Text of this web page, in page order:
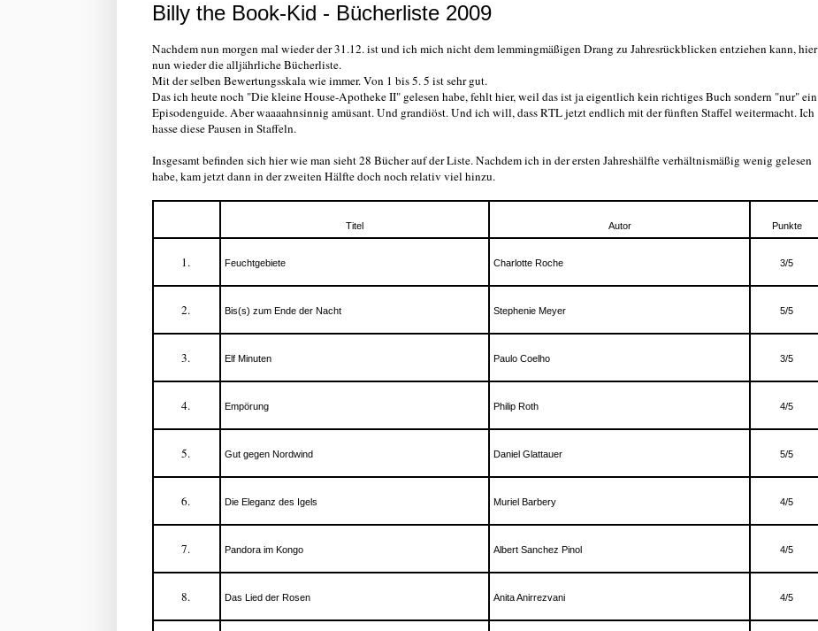
Billy the Book-Kid - Bücherliste 2009
Nachdem nun morgen mal wieder der 31.12. ist und ich mich nicht dem lemmingmäßigen Drang zu Jahresrückblicken entziehen kann, hier
nun wieder die alljährliche Bücherliste.
Mit der selben Bewertungsskala wie immer. Von 1 bis 5. 5 ist sehr gut.
Das ich heute noch "Die kleine House-Apotheke II" gelesen habe, fehlt hier, weil das ist ja eigentlich kein richtiges Buch sondern "nur" ein
Episodenguide. Aber waaaahnsinnig amüsant. Und grandiöst. Und ich will, dass RTL jetzt endlich mit der fünften Staffel weitermacht. Ich
hasse diese Pausen in Staffeln.
Insgesamt befinden sich hier wie man sieht 28 Bücher auf der Liste. Nachdem ich in der ersten Jahreshälfte verhältnismäßig wenig gelesen
habe, kam jetzt dann in der zweiten Hälfte doch noch relativ viel hinzu.
Titel Autor Punkte
Feuchtgebiete Charlotte Roche 3/5
Bis(s) zum Ende der Nacht Stephenie Meyer 5/5
Elf Minuten Paulo Coelho 3/5
Empörung Philip Roth 4/5
Gut gegen Nordwind Daniel Glattauer 5/5
Die Eleganz des Igels Muriel Barbery 4/5
Pandora im Kongo Albert Sanchez Pinol 4/5
Das Lied der Rosen Anita Anirrezvani 4/5